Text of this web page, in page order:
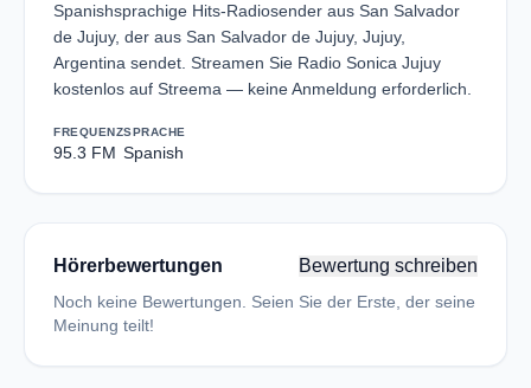
Spanishsprachige Hits-Radiosender aus San Salvador
de Jujuy, der aus San Salvador de Jujuy, Jujuy,
Argentina sendet. Streamen Sie Radio Sonica Jujuy
kostenlos auf Streema — keine Anmeldung erforderlich.
FREQUENZ
95.3 FM
SPRACHE
Spanish
Hörerbewertungen Bewertung schreiben
Noch keine Bewertungen. Seien Sie der Erste, der seine
Meinung teilt!